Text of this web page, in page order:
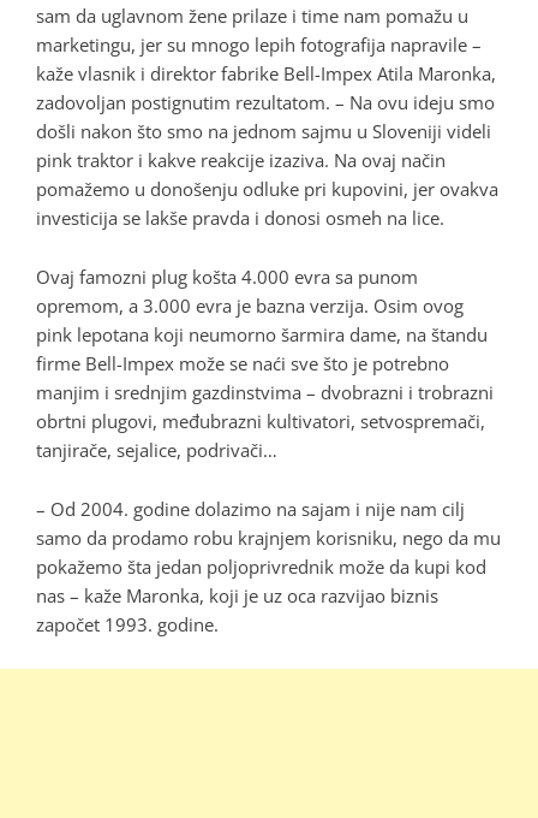
sam da uglavnom žene prilaze i time nam pomažu u
marketingu, jer su mnogo lepih fotografija napravile –
kaže vlasnik i direktor fabrike Bell-Impex Atila Maronka,
zadovoljan postignutim rezultatom. – Na ovu ideju smo
došli nakon što smo na jednom sajmu u Sloveniji videli
pink traktor i kakve reakcije izaziva. Na ovaj način
pomažemo u donošenju odluke pri kupovini, jer ovakva
investicija se lakše pravda i donosi osmeh na lice.
Ovaj famozni plug košta 4.000 evra sa punom
opremom, a 3.000 evra je bazna verzija. Osim ovog
pink lepotana koji neumorno šarmira dame, na štandu
firme Bell-Impex može se naći sve što je potrebno
manjim i srednjim gazdinstvima – dvobrazni i trobrazni
obrtni plugovi, međubrazni kultivatori, setvospremači,
tanjirače, sejalice, podrivači…
– Od 2004. godine dolazimo na sajam i nije nam cilj
samo da prodamo robu krajnjem korisniku, nego da mu
pokažemo šta jedan poljoprivrednik može da kupi kod
nas – kaže Maronka, koji je uz oca razvijao biznis
započet 1993. godine.